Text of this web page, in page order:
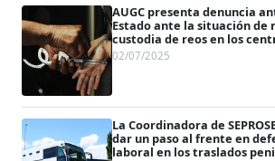
AUGC presenta denuncia
Estado ante la situación de
custodia de reos en los
hospitales
02/07/2025
La Coordinadora de
dar un paso al frente en
laboral en los traslados